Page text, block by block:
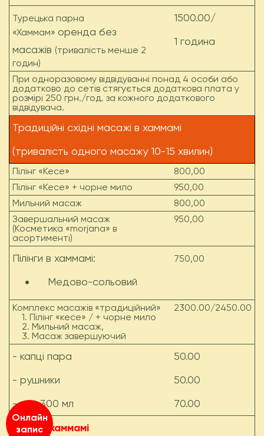
Турецька парна
«Хаммам» оренда без
масажів (тривалість менше 2
годин)
1500.00/
1 година
При одноразовому відвідуванні понад 4 особи або
додатково до сетів стягується додаткова плата у
розмірі 250 грн./год. за кожного додаткового
відвідувача.
Традиційні східні масажі в хаммамі
(тривалість одного масажу 10-15 хвилин)
Пілінг «Кесе»
800,00
Пілінг «Кесе» + чорне мило
950,00
Мильний масаж
800,00
Завершальний масаж
(Косметика «morjana» в
асортименті)
950,00
Пілінги в хаммамі:
Медово-сольовий
750,00
Комплекс масажів «традиційний»
1. Пілінг «кесе» / + чорне мило
2. Мильний масаж,
3. Масаж завершуючий
2300.00/2450.00
- капці пара
- рушники
- чай 300 мл
50.00
50.00
70.00
Сети у хаммамі
Онлайн
запис